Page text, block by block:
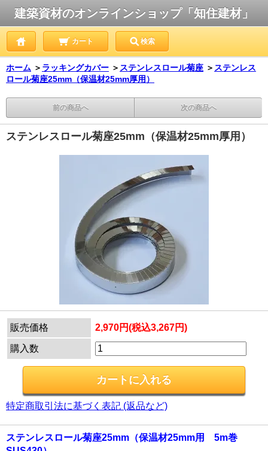
建築資材のオンラインショップ「知住建材」
カート 検索
ホーム ＞ ラッキングカバー ＞ ステンレスロール菊座 ＞ ステンレス
ロール菊座25mm（保温材25mm厚用）
前の商品へ 次の商品へ
ステンレスロール菊座25mm（保温材25mm厚用）
販売価格 2,970円(税込3,267円)
購入数
特定商取引法に基づく表記 (返品など)
ステンレスロール菊座25mm（保温材25mm用 5m巻